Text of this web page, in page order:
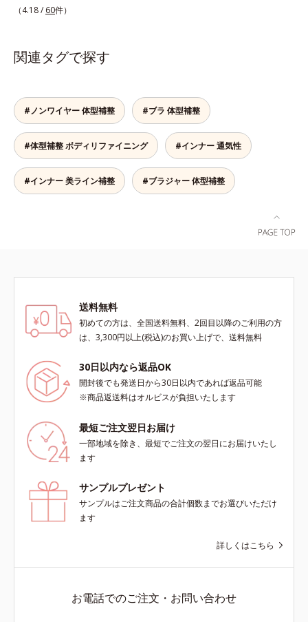
ディスーツ。重ね着したときのごろ
ン設計だから、どんなに動いてもく
いこんだり、つれたりする心配がな
設計を採用しているので、ズレずに
美しいラインをキープ。また、サイ
ド部分に裏打ちしたパワーネット
が、ウエストを引き締めてくびれを
つくるからメリハリボディに。ヒッ
プは奥行きのある立体設計で、丸み
を潰すことなくすっぽり包みこんで
です。
（4.18 / 60件）
関連タグで探す
#ノンワイヤー 体型補整 #ブラ 体型補整
#体型補整 ボディリファイニング #インナー 通気性
#インナー 美ライン補整 #ブラジャー 体型補整
送料無料
初めての方は、全国送料無料、2回目以降のご利用の方
は、3,300円以上(税込)のお買い上げで、送料無料
30日以内なら返品OK
開封後でも発送日から30日以内であれば返品可能
※商品返送料はオルビスが負担いたします
最短ご注文翌日お届け
一部地域を除き、最短でご注文の翌日にお届けいたし
ます
サンプルプレゼント
サンプルはご注文商品の合計個数までお選びいただけ
ます
詳しくはこちら
お電話でのご注文・お問い合わせ